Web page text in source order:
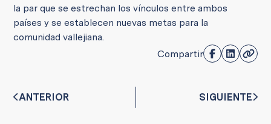
la par que se estrechan los vínculos entre ambos
países y se establecen nuevas metas para la
comunidad vallejiana.
Compartir
ANTERIOR SIGUIENTE